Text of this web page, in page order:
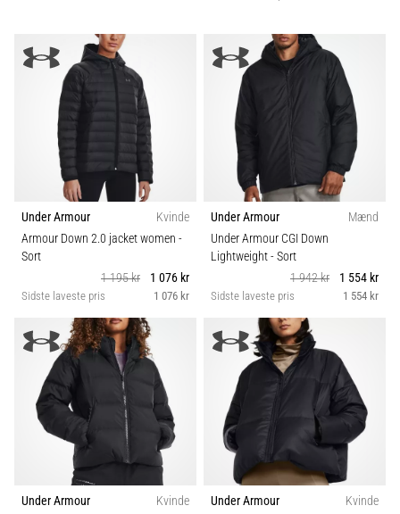
Under Armour
Kvinde
Armour Down 2.0 jacket women -
Sort
1 195 kr
1 076 kr
Sidste laveste pris 1 076 kr
Under Armour
Mænd
Under Armour CGI Down
Lightweight- Sort
1 942 kr
1 554 kr
Sidste laveste pris 1 554 kr
Under Armour
Kvinde
Under Armour
Kvinde